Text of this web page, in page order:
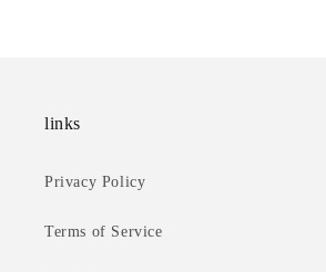
links
Privacy Policy
Terms of Service